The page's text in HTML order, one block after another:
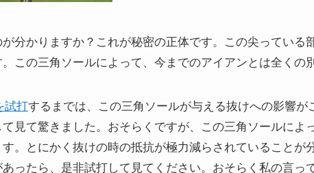
分かりますか？これが秘密の正体です。この尖っている
この三角ソールによって、今までのアイアンとは全くの
試打するまでは、この三角ソールが与える抜けへの影響が
見て驚きました。おそらくですが、この三角ソールによ
。とにかく抜けの時の抵抗が極力減らされていることが
ったら、是非試打して見てください。おそらく私の言っ